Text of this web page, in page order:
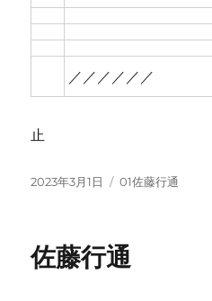
／／／／／／
止
投
2023年3月1日
カ
ー
01佐藤行通
佐藤行通